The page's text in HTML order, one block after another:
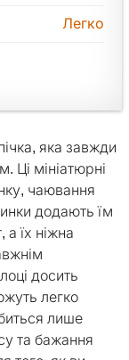
Легко
яка завжди
Ці мініатюрні
чаювання
додають їм
а їх ніжна
досить
легко
лише
та бажання